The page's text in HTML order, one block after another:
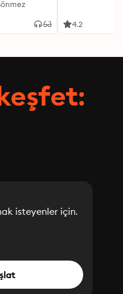
absolute monarchy,
4.2
isteyenler için.